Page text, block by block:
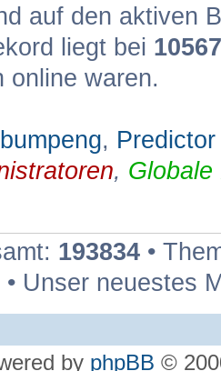
auf den aktiven
liegt bei 10567
online waren.
, Predictor
, Globale
193834 •
• Unser neuestes
by phpBB ©